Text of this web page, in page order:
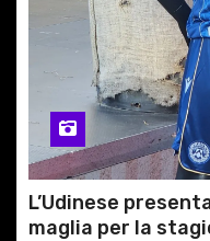
c
o
l
i
L’Udinese
maglia per la